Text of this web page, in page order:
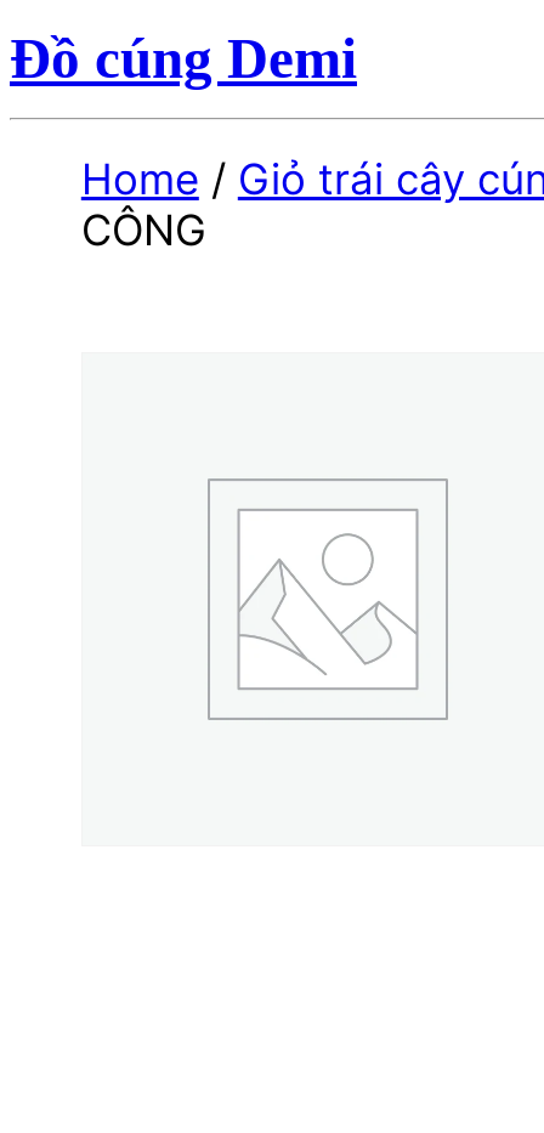
Đồ cúng Demi
Home / Giỏ trái cây
CÔNG